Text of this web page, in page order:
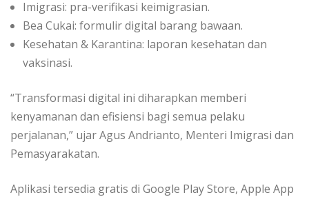
Imigrasi: pra-verifikasi keimigrasian.
Bea Cukai: formulir digital barang bawaan.
Kesehatan & Karantina: laporan kesehatan dan
vaksinasi.
“Transformasi digital ini diharapkan memberi
kenyamanan dan efisiensi bagi semua pelaku
perjalanan,” ujar Agus Andrianto, Menteri Imigrasi dan
Pemasyarakatan.
Aplikasi tersedia gratis di Google Play Store, Apple App